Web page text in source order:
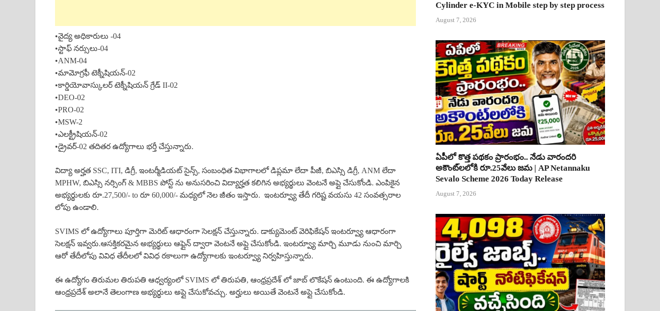
•వైద్య అధికారులు -04
•స్టాఫ్ నర్సులు-04
•ANM-04
•మామోగ్రఫీ టెక్నీషియన్-02
•కార్డియోవాస్కులర్ టెక్నీషియన్ గ్రేడ్ II-02
•DEO-02
•PRO-02
•MSW-2
•ఎలక్ట్రీషియన్-02
•డ్రైవర్-02 తదితర ఉద్యోగాలు భర్తీ చేస్తున్నారు.
విద్యా అర్హత SSC, ITI, డిగ్రీ, ఇంటర్మీడియట్ సైన్స్, సంబంధిత విభాగాలలో డిప్లమా లేదా పీజీ, బిఎస్సి డిగ్రీ, ANM లేదా
MPHW, బిఎస్సి నర్సింగ్ & MBBS పోస్ట్ ను అనుసరించి విద్యార్హత కలిగిన అభ్యర్థులు వెంటనే అప్లై చేసుకోండి. ఎంపికైన
అభ్యర్థులకు రూ.27,500/- to రూ 60,000/- మధ్యలో నెల జీతం ఇస్తారు. ఇంటర్వ్యూ తేదీ గరిష్ట వయసు 42 సంవత్సరాల
లోపు ఉండాలి.
SVIMS లో ఉద్యోగాలు పూర్తిగా మెరిట్ ఆధారంగా సెలక్షన్ చేస్తున్నారు. డాక్యుమెంట్ వెరిఫికేషన్ ఇంటర్వ్యూ ఆధారంగా
సెలక్షన్ ఇవ్వరు.ఆసక్తికరమైన అభ్యర్థులు ఆఫ్లైన్ ద్వారా వెంటనే అప్లై చేసుకోండి. ఇంటర్వ్యూ మార్చి మూడు నుంచి మార్చి
ఆరో తేదీలోపు వివిధ తేదీలలో వివిధ రకాలుగా ఉద్యోగాలకు ఇంటర్వ్యూ నిర్వహిస్తున్నారు.
ఈ ఉద్యోగం తిరుమల తిరుపతి ఆధ్వర్యంలో SVIMS లో తిరుపతి, ఆంధ్రప్రదేశ్ లో జాబ్ లొకేషన్ ఉంటుంది. ఈ ఉద్యోగాలకి
ఆంధ్రప్రదేశ్ అలానే తెలంగాణ అభ్యర్థులు అప్లై చేసుకోవచ్చు. అర్హులు అయితే వెంటనే అప్లై చేసుకోండి.
Cylinder e-KYC in Mobile step by step process
August 7, 2026
ఏపీలో కొత్త పథకం ప్రారంభం.. నేడు వారందరి
అకౌంట్‌లలోకి రూ.25వేలు జమ | AP Netannaku
Sevalo Scheme 2026 Today Release
August 7, 2026